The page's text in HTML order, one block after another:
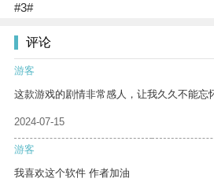
#3#
评论
游客
这款游戏的剧情非常感人，让我久久不能忘
2024-07-15
游客
我喜欢这个软件 作者加油